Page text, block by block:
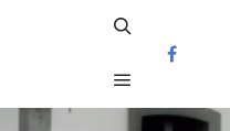
Buscar
Menú